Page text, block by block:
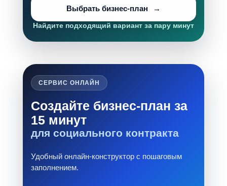
Выбрать бизнес-план
Найдите подходящий вариант за пару минут
СЕРВИС ОНЛАЙН
Создайте бизнес-план за
15 минут
для социального контракта
Удобный онлайн-конструктор с пошаговым
заполнением.